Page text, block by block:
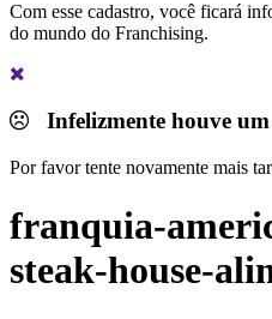
Com esse cadastro, você ficará
do mundo do Franchising.
Infelizmente houve
Por favor tente novamente mais
franquia-
steak-house-